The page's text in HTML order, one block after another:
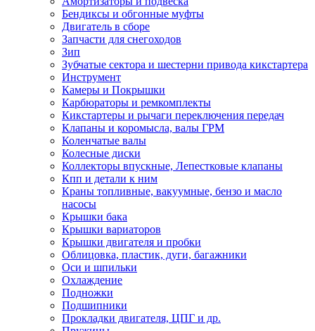
Бендиксы и обгонные муфты
Двигатель в сборе
Запчасти для снегоходов
Зип
Зубчатые сектора и шестерни привода кикстартера
Инструмент
Камеры и Покрышки
Карбюраторы и ремкомплекты
Кикстартеры и рычаги переключения передач
Клапаны и коромысла, валы ГРМ
Коленчатые валы
Колесные диски
Коллекторы впускные, Лепестковые клапаны
Кпп и детали к ним
Краны топливные, вакуумные, бензо и масло
насосы
Крышки бака
Крышки вариаторов
Крышки двигателя и пробки
Облицовка, пластик, дуги, багажники
Оси и шпильки
Охлаждение
Подножки
Подшипники
Прокладки двигателя, ЦПГ и др.